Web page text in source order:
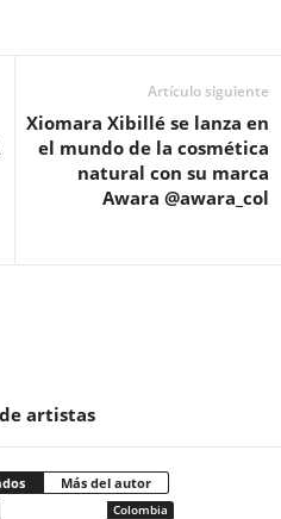
Artículo siguiente
Xiomara Xibillé se lanza en
el mundo de la cosmética
natural con su marca
Awara @awara_col
artistas
Más del autor
Colombia